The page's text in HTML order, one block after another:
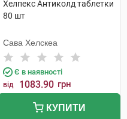
Хелпекс Антиколд таблетки
80 шт
Сава Хелскеа
Є в наявності
від 1083.90 грн
КУПИТИ